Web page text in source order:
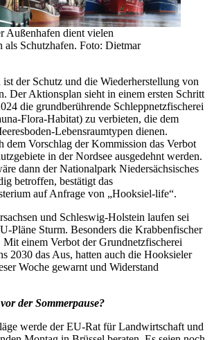
Außenhafen dient vielen
als Schutzhafen. Foto: Dietmar
der Schutz und die Wiederherstellung von
Der Aktionsplan sieht in einem ersten Schritt
die grundberührende Schleppnetzfischerei
Flora-Habitat) zu verbieten, die dem
Lebensraumtypen dienen.
dem Vorschlag der Kommission das Verbot
in der Nordsee ausgedehnt werden.
dann der Nationalpark Niedersächsisches
betroffen, bestätigt das
auf Anfrage von „Hooksiel-life“.
und Schleswig-Holstein laufen sei
Pläne Sturm. Besonders die Krabbenfischer
einem Verbot der Grundnetzfischerei
2030 das Aus, hatten auch die Hooksieler
Woche gewarnt und Widerstand
der Sommerpause?
werde der EU-Rat für Landwirtschaft und